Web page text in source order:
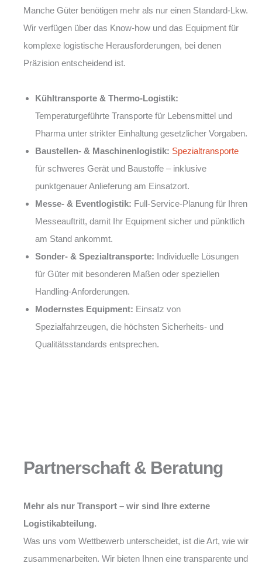
Manche Güter benötigen mehr als nur einen Standard-Lkw.
Wir verfügen über das Know-how und das Equipment für
komplexe logistische Herausforderungen, bei denen
Präzision entscheidend ist.
Kühltransporte & Thermo-Logistik:
Temperaturgeführte Transporte für Lebensmittel und
Pharma unter strikter Einhaltung gesetzlicher Vorgaben.
Baustellen- & Maschinenlogistik: Spezialtransporte
für schweres Gerät und Baustoffe – inklusive
punktgenauer Anlieferung am Einsatzort.
Messe- & Eventlogistik: Full-Service-Planung für Ihren
Messeauftritt, damit Ihr Equipment sicher und pünktlich
am Stand ankommt.
Sonder- & Spezialtransporte: Individuelle Lösungen
für Güter mit besonderen Maßen oder speziellen
Handling-Anforderungen.
Modernstes Equipment: Einsatz von
Spezialfahrzeugen, die höchsten Sicherheits- und
Qualitätsstandards entsprechen.
Partnerschaft & Beratung
Mehr als nur Transport – wir sind Ihre externe
Logistikabteilung.
Was uns vom Wettbewerb unterscheidet, ist die Art, wie wir
zusammenarbeiten. Wir bieten Ihnen eine transparente und